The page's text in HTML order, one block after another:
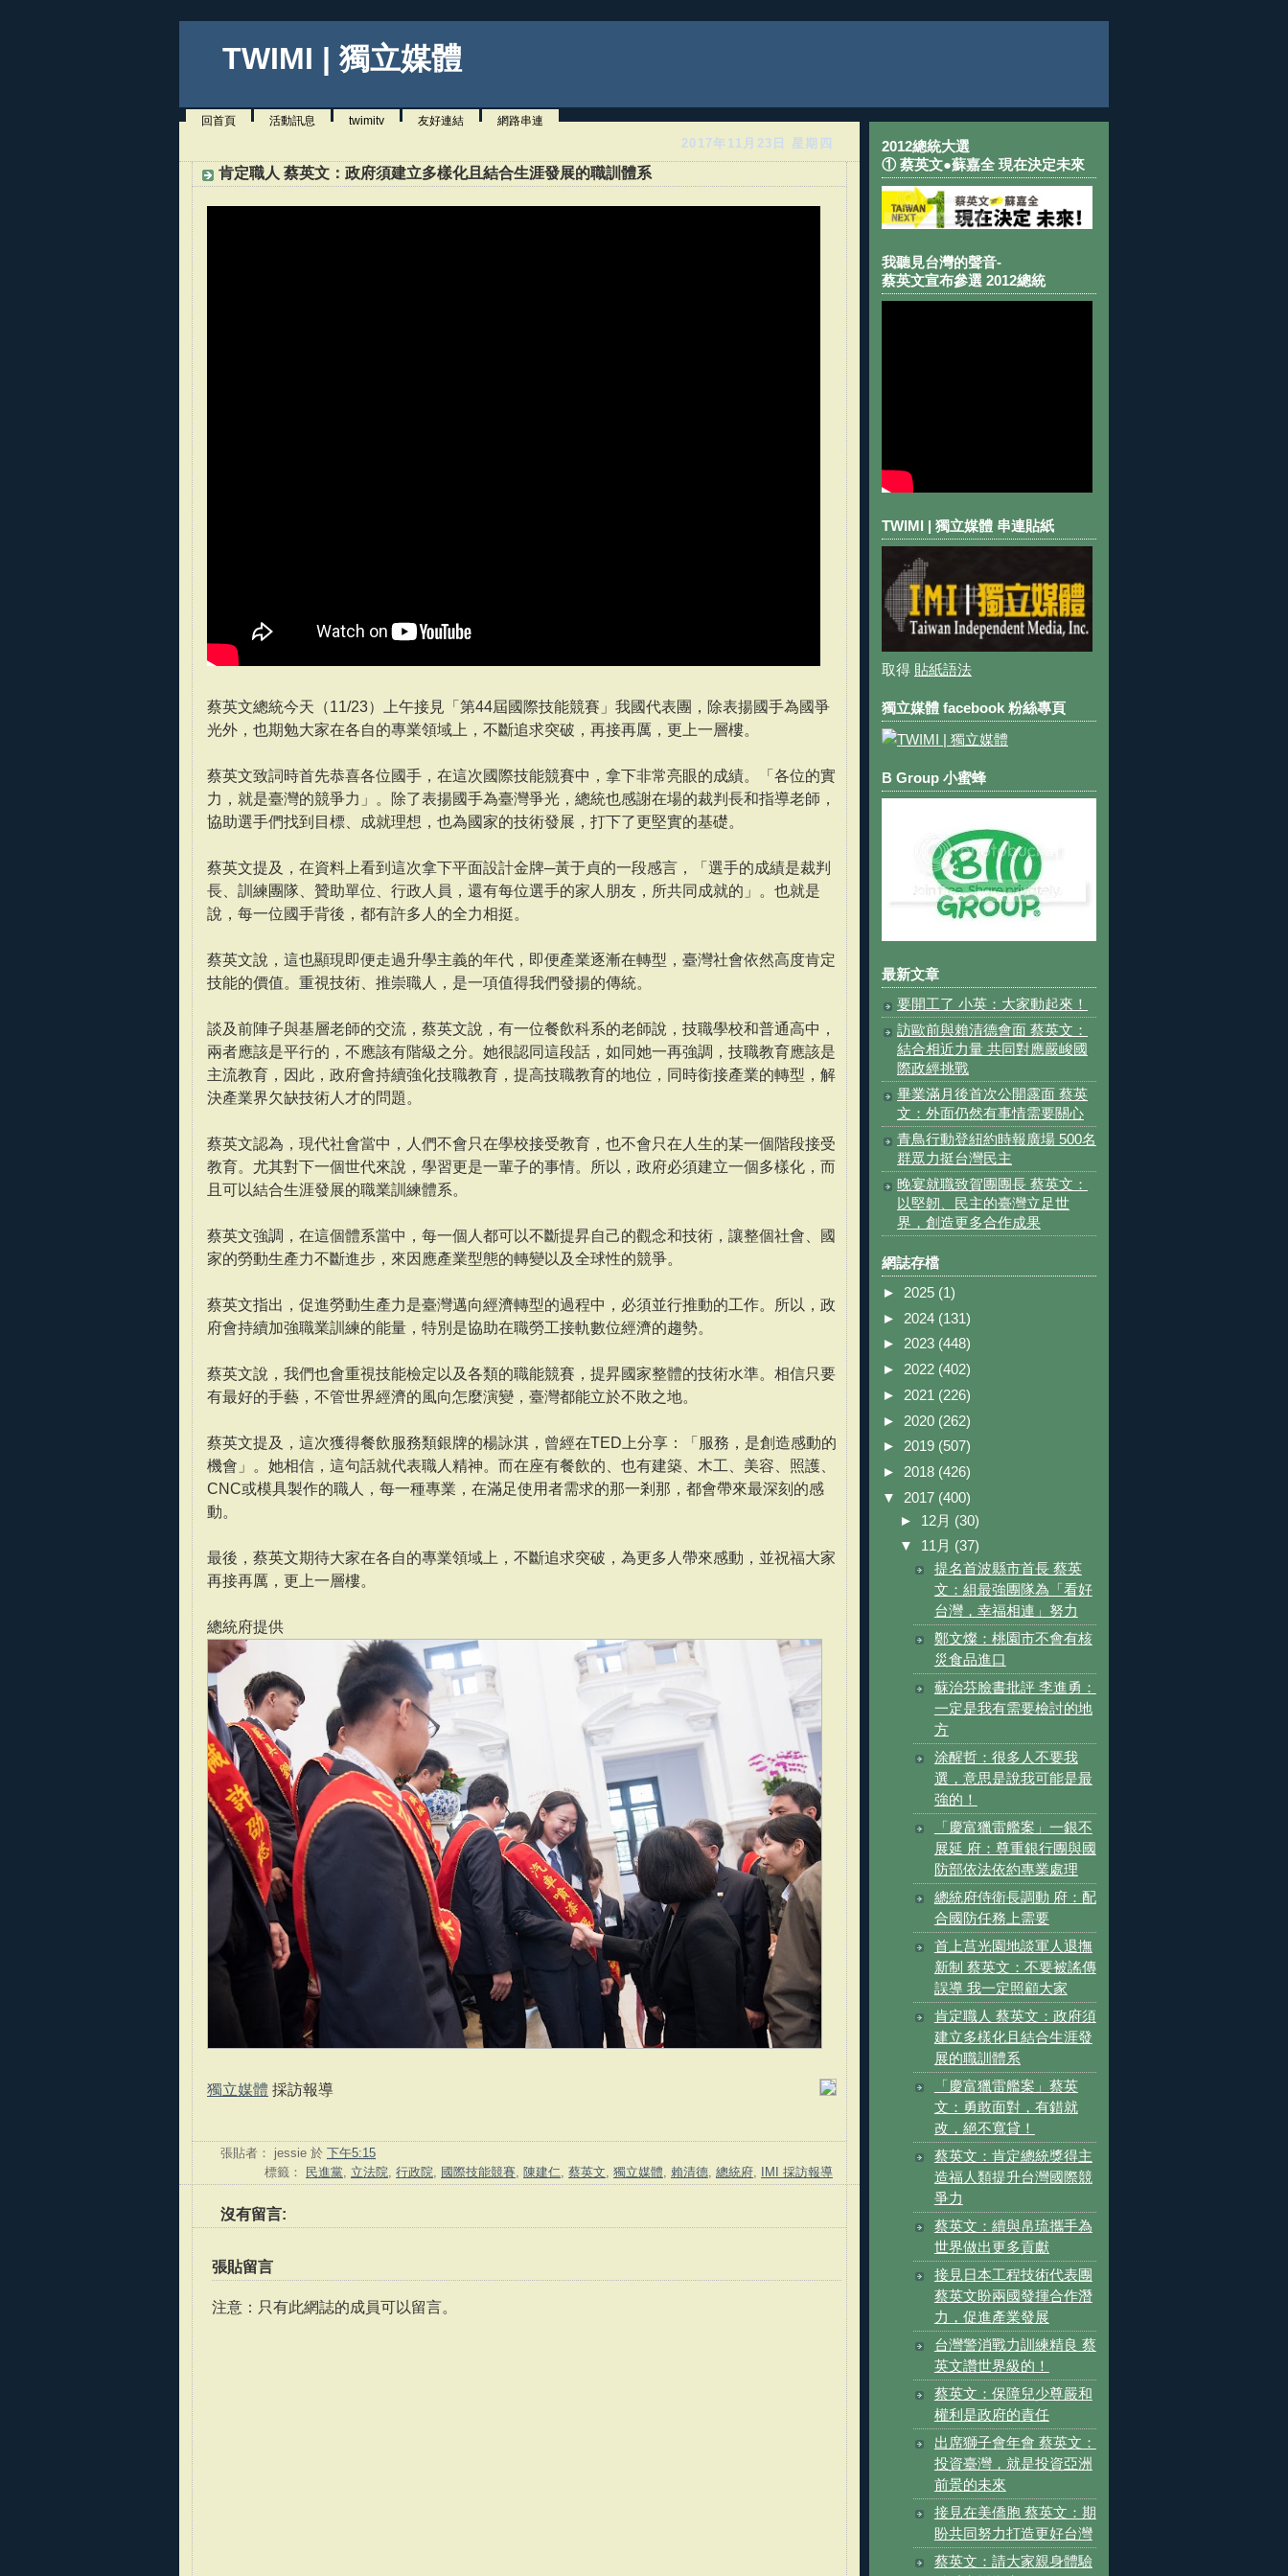
TWIMI | 獨立媒體
回首頁 活動訊息 twimitv 友好連結 網路串連
2017年11月23日 星期四
肯定職人 蔡英文：政府須建立多樣化且結合生涯發展的職訓體系
蔡英文總統今天（11/23）上午接見「第44屆國際技能競賽」我國代表團，除表揚國手為國爭
光外，也期勉大家在各自的專業領域上，不斷追求突破，再接再厲，更上一層樓。
蔡英文致詞時首先恭喜各位國手，在這次國際技能競賽中，拿下非常亮眼的成績。「各位的實
力，就是臺灣的競爭力」。除了表揚國手為臺灣爭光，總統也感謝在場的裁判長和指導老師，
協助選手們找到目標、成就理想，也為國家的技術發展，打下了更堅實的基礎。
蔡英文提及，在資料上看到這次拿下平面設計金牌─黃于貞的一段感言，「選手的成績是裁判
長、訓練團隊、贊助單位、行政人員，還有每位選手的家人朋友，所共同成就的」。也就是
說，每一位國手背後，都有許多人的全力相挺。
蔡英文說，這也顯現即便走過升學主義的年代，即便產業逐漸在轉型，臺灣社會依然高度肯定
技能的價值。重視技術、推崇職人，是一項值得我們發揚的傳統。
談及前陣子與基層老師的交流，蔡英文說，有一位餐飲科系的老師說，技職學校和普通高中，
兩者應該是平行的，不應該有階級之分。她很認同這段話，如同她一再強調，技職教育應該是
主流教育，因此，政府會持續強化技職教育，提高技職教育的地位，同時銜接產業的轉型，解
決產業界欠缺技術人才的問題。
蔡英文認為，現代社會當中，人們不會只在學校接受教育，也不會只在人生的某一個階段接受
教育。尤其對下一個世代來說，學習更是一輩子的事情。所以，政府必須建立一個多樣化，而
且可以結合生涯發展的職業訓練體系。
蔡英文強調，在這個體系當中，每一個人都可以不斷提昇自己的觀念和技術，讓整個社會、國
家的勞動生產力不斷進步，來因應產業型態的轉變以及全球性的競爭。
蔡英文指出，促進勞動生產力是臺灣邁向經濟轉型的過程中，必須並行推動的工作。所以，政
府會持續加強職業訓練的能量，特別是協助在職勞工接軌數位經濟的趨勢。
蔡英文說，我們也會重視技能檢定以及各類的職能競賽，提昇國家整體的技術水準。相信只要
有最好的手藝，不管世界經濟的風向怎麼演變，臺灣都能立於不敗之地。
蔡英文提及，這次獲得餐飲服務類銀牌的楊詠淇，曾經在TED上分享：「服務，是創造感動的
機會」。她相信，這句話就代表職人精神。而在座有餐飲的、也有建築、木工、美容、照護、
CNC或模具製作的職人，每一種專業，在滿足使用者需求的那一剎那，都會帶來最深刻的感
動。
最後，蔡英文期待大家在各自的專業領域上，不斷追求突破，為更多人帶來感動，並祝福大家
再接再厲，更上一層樓。
總統府提供
獨立媒體 採訪報導
張貼者： jessie 於 下午5:15
標籤： 民進黨 立法院 行政院 國際技能競賽 陳建仁 蔡英文 獨立媒體 賴清德 總統府 IMI 採訪報導
沒有留言:
張貼留言
注意：只有此網誌的成員可以留言。
2012總統大選
① 蔡英文●蘇嘉全 現在決定未來
我聽見台灣的聲音-
蔡英文宣布參選 2012總統
TWIMI | 獨立媒體 串連貼紙
取得 貼紙語法
獨立媒體 facebook 粉絲專頁
B Group 小蜜蜂
最新文章
要開工了 小英：大家動起來！
訪歐前與賴清德會面 蔡英文：
結合相近力量 共同對應嚴峻國
際政經挑戰
畢業滿月後首次公開露面 蔡英
文：外面仍然有事情需要關心
青鳥行動登紐約時報廣場 500名
群眾力挺台灣民主
晚宴就職致賀團團長 蔡英文：
以堅韌、民主的臺灣立足世
界，創造更多合作成果
網誌存檔
► 2025 (1)
► 2024 (131)
► 2023 (448)
► 2022 (402)
► 2021 (226)
► 2020 (262)
► 2019 (507)
► 2018 (426)
▼ 2017 (400)
► 12月 (30)
▼ 11月 (37)
提名首波縣市首長 蔡英
文：組最強團隊為「看好
台灣，幸福相連」努力
鄭文燦：桃園市不會有核
災食品進口
蘇治芬臉書批評 李進勇：
一定是我有需要檢討的地
方
涂醒哲：很多人不要我
選，意思是說我可能是最
強的！
「慶富獵雷艦案」一銀不
展延 府：尊重銀行團與國
防部依法依約專業處理
總統府侍衛長調動 府：配
合國防任務上需要
首上莒光園地談軍人退撫
新制 蔡英文：不要被謠傳
誤導 我一定照顧大家
肯定職人 蔡英文：政府須
建立多樣化且結合生涯發
展的職訓體系
「慶富獵雷艦案」蔡英
文：勇敢面對，有錯就
改，絕不寬貸！
蔡英文：肯定總統獎得主
造福人類提升台灣國際競
爭力
蔡英文：續與帛琉攜手為
世界做出更多貢獻
接見日本工程技術代表團
蔡英文盼兩國發揮合作潛
力，促進產業發展
台灣警消戰力訓練精良 蔡
英文讚世界級的！
蔡英文：保障兒少尊嚴和
權利是政府的責任
出席獅子會年會 蔡英文：
投資臺灣，就是投資亞洲
前景的未來
接見在美僑胞 蔡英文：期
盼共同努力打造更好台灣
蔡英文：請大家親身體驗